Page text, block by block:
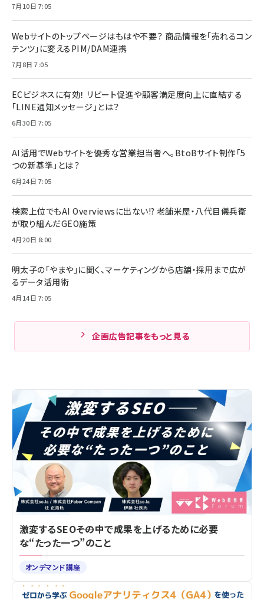
7月10日 7:05
Webサイトのトップページはもはや不要？ 商品情報を「売れるコン
テンツ」に変えるPIM/DAM連携
7月8日 7:05
ECビジネスに有効！ リピート促進や顧客満足度向上に直結する
「LINE通知メッセージ」とは？
6月30日 7:05
AI活用でWebサイトを優秀な営業担当者へ。BtoBサイト制作「5
つの新基準」とは？
6月24日 7:05
検索上位でもAI Overviewsに出ない!? 老舗米屋・八代目儀兵衛
が取り組んだGEO施策
4月20日 8:00
明太子の「やまや」に聞く、マーケティングから店舗・採用まで広が
るデータ活用術
4月14日 7:05
企画広告記事をもっと見る
激変するSEO――その中で成果を上げるために必要
な“たった一つ”のこと
オンデマンド講座